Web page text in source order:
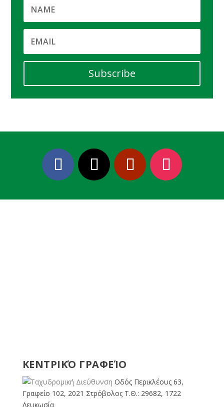
Subscribe
ΚΕΝΤΡΙΚΌ ΓΡΑΦΕΊΟ
Οδός Περικλέους 63,
Γραφείο 102, 2021 Στρόβολος Τ.Θ.: 29682, 1722
Λευκωσία